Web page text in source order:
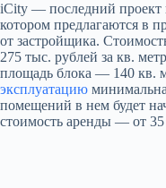
iCity — последний
котором предлагаются в
от застройщика.
275 тыс. рублей за кв.
площадь блока — 140 кв.
эксплуатацию
помещений в нем будет
стоимость аренды — от 35